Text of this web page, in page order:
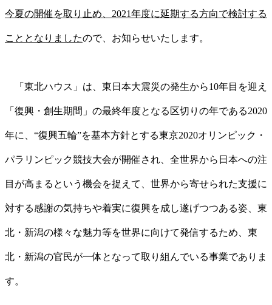
今夏の開催を取り止め、2021年度に延期する方向で検討する
こととなりましたので、お知らせいたします。
「東北ハウス」は、東日本大震災の発生から10年目を迎え
「復興・創生期間」の最終年度となる区切りの年である2020
年に、“復興五輪”を基本方針とする東京2020オリンピック・
パラリンピック競技大会が開催され、全世界から日本への注
目が高まるという機会を捉えて、世界から寄せられた支援に
対する感謝の気持ちや着実に復興を成し遂げつつある姿、東
北・新潟の様々な魅力等を世界に向けて発信するため、東
北・新潟の官民が一体となって取り組んでいる事業でありま
す。